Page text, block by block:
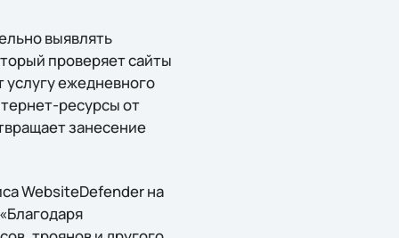
выявлять
проверяет сайты
услугу ежедневного
ресурсы от
занесение
WebsiteDefender на